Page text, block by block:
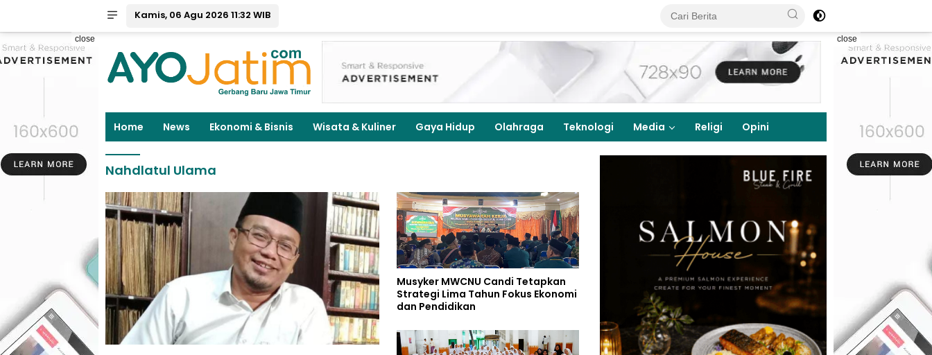
Kamis, 06 Agu 2026 11:32 WIB
close close
Home News Ekonomi & Bisnis Wisata & Kuliner Gaya Hidup Olahraga Teknologi Media Religi Opini
Nahdlatul Ulama
Musyker MWCNU Candi Tetapkan
Strategi Lima Tahun Fokus Ekonomi
dan Pendidikan